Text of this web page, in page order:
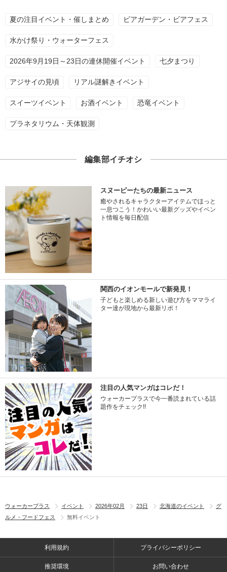
夏の注目イベント・催しまとめ ビアガーデン・ビアフェス
水かけ祭り・ウォーターフェス
2026年9月19日～23日の連休開催イベント 七夕まつり
アジサイの見頃 リアル謎解きイベント
スイーツイベント お酒イベント 恐竜イベント
プラネタリウム・天体観測
編集部イチオシ
スヌーピーたちの最新ニュース
癒やされるキャラクターアイテムでほっと
一息つこう！かわいい最新グッズやイベン
ト情報を毎日配信
関西のイオンモールで新発見！
子どもと楽しめる新しい遊び方をママライ
ター達が現地から最新リポ！
注目の人気マンガはコレだ！
ウォーカープラスで今一番読まれている話
題作をチェック!!
ウォーカープラス イベント 2026年02月 23日 北海道のイベント
グ
ルメ・フードフェス
無料イベント
利用規約 プライバシーポリシー
推奨環境 お問い合わせ